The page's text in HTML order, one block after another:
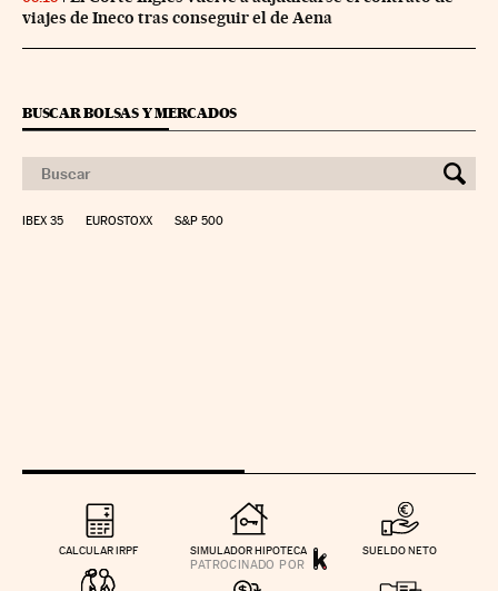
viajes de Ineco tras conseguir el de Aena
BUSCAR BOLSAS Y MERCADOS
IBEX 35 EUROSTOXX S&P 500
CALCULAR IRPF SIMULADOR HIPOTECA SUELDO NETO